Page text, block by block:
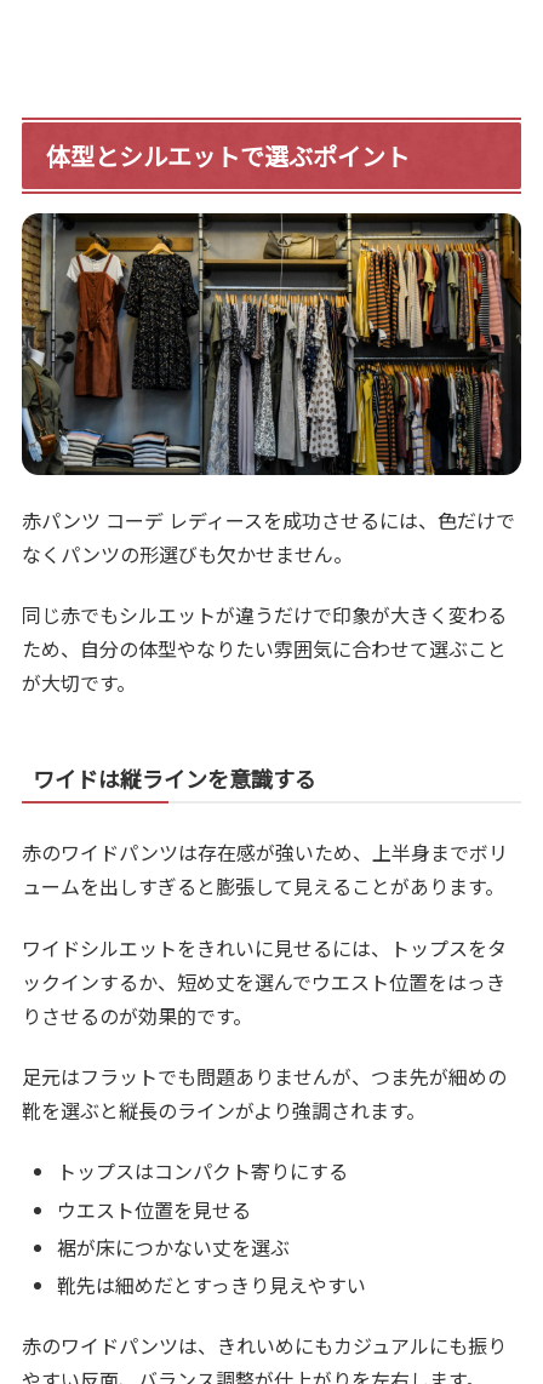
体型とシルエットで選ぶポイント
赤パンツ コーデ レディースを成功させるには、色だけで
なくパンツの形選びも欠かせません。
同じ赤でもシルエットが違うだけで印象が大きく変わる
ため、自分の体型やなりたい雰囲気に合わせて選ぶこと
が大切です。
ワイドは縦ラインを意識する
赤のワイドパンツは存在感が強いため、上半身までボリ
ュームを出しすぎると膨張して見えることがあります。
ワイドシルエットをきれいに見せるには、トップスをタ
ックインするか、短め丈を選んでウエスト位置をはっき
りさせるのが効果的です。
足元はフラットでも問題ありませんが、つま先が細めの
靴を選ぶと縦長のラインがより強調されます。
トップスはコンパクト寄りにする
ウエスト位置を見せる
裾が床につかない丈を選ぶ
靴先は細めだとすっきり見えやすい
赤のワイドパンツは、きれいめにもカジュアルにも振り